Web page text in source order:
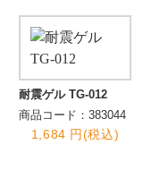
耐震ゲル TG-012
商品コード：383044
1,684 円(税込)